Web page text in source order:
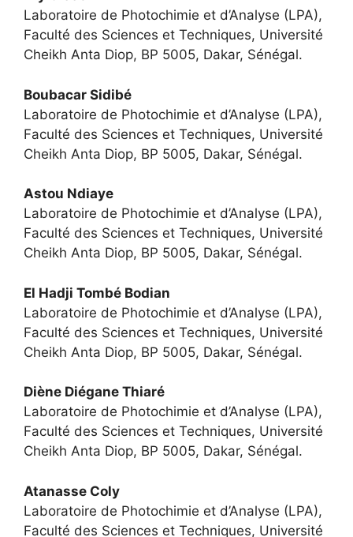
Laboratoire de Photochimie et d’Analyse (LPA),
Faculté des Sciences et Techniques, Université
Cheikh Anta Diop, BP 5005, Dakar, Sénégal.
Boubacar Sidibé
Laboratoire de Photochimie et d’Analyse (LPA),
Faculté des Sciences et Techniques, Université
Cheikh Anta Diop, BP 5005, Dakar, Sénégal.
Astou Ndiaye
Laboratoire de Photochimie et d’Analyse (LPA),
Faculté des Sciences et Techniques, Université
Cheikh Anta Diop, BP 5005, Dakar, Sénégal.
El Hadji Tombé Bodian
Laboratoire de Photochimie et d’Analyse (LPA),
Faculté des Sciences et Techniques, Université
Cheikh Anta Diop, BP 5005, Dakar, Sénégal.
Diène Diégane Thiaré
Laboratoire de Photochimie et d’Analyse (LPA),
Faculté des Sciences et Techniques, Université
Cheikh Anta Diop, BP 5005, Dakar, Sénégal.
Atanasse Coly
Laboratoire de Photochimie et d’Analyse (LPA),
Faculté des Sciences et Techniques, Université